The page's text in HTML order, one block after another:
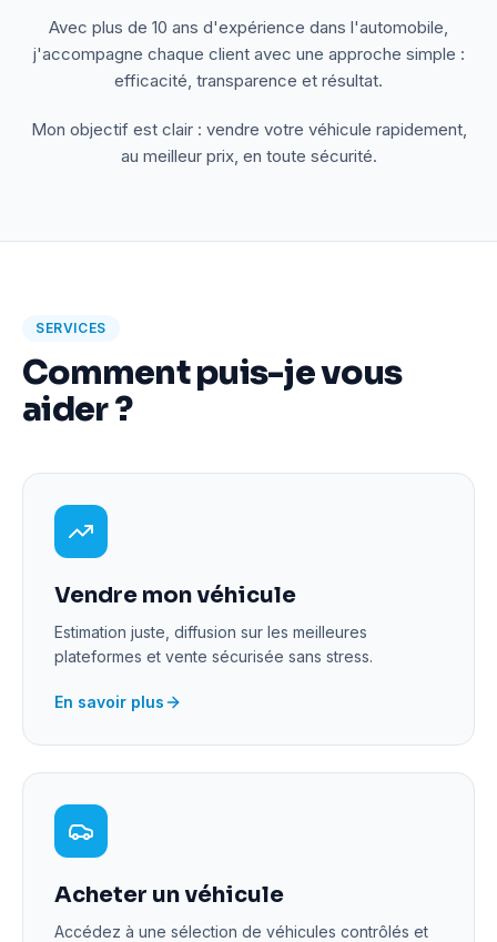
Avec plus de 10 ans d'expérience dans l'automobile,
j'accompagne chaque client avec une approche simple :
efficacité, transparence et résultat.
Mon objectif est clair : vendre votre véhicule rapidement,
au meilleur prix, en toute sécurité.
SERVICES
Comment puis-je vous
aider ?
Vendre mon véhicule
Estimation juste, diffusion sur les meilleures
plateformes et vente sécurisée sans stress.
En savoir plus
Acheter un véhicule
Accédez à une sélection de véhicules contrôlés et